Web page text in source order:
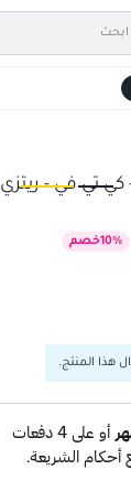
تي في - ريتزي
في - ريتزي
10% خصم
هذا المنتج.